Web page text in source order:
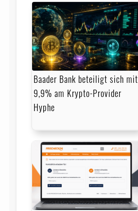
Baader Bank beteiligt sich mit
9,9% am Krypto-Provider
Hyphe